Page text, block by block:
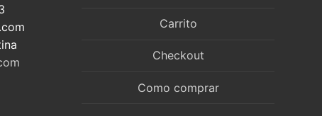
Carrito
Checkout
Como comprar